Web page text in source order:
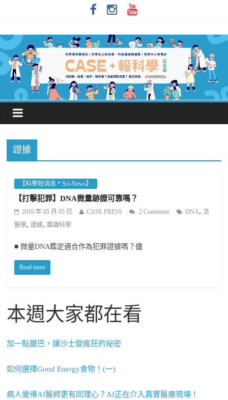
證據
【科學短消息 * Sci-News】
【打擊犯罪】DNA微量跡證可靠嗎？
2010 年 05 月 05 日 CASE PRESS 2 Comments DNA, 法
醫學,證據,鑑識科學
■ 微量DNA鑑定適合作為犯罪證據嗎？儘
Read more
本週大家都在看
加一點鹽巴，讓沙士變瘋狂的祕密
如何選擇Good Energy食物！(一)
病人覺得AI醫師更有同理心？AI正在介入真實醫療現場！